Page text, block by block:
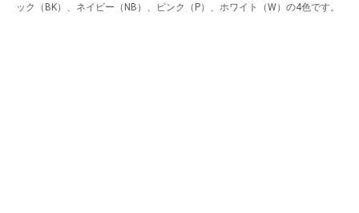
ック（BK）、ネイビー（NB）、ピンク（P）、ホワイト（W）の4色です。